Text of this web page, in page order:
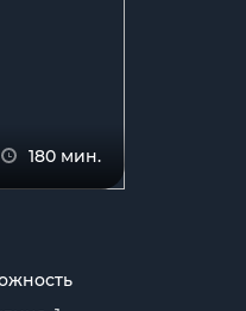
180 мин.